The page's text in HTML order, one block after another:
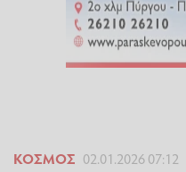
ΚΌΣΜΟΣ 02.01.2026 07:12